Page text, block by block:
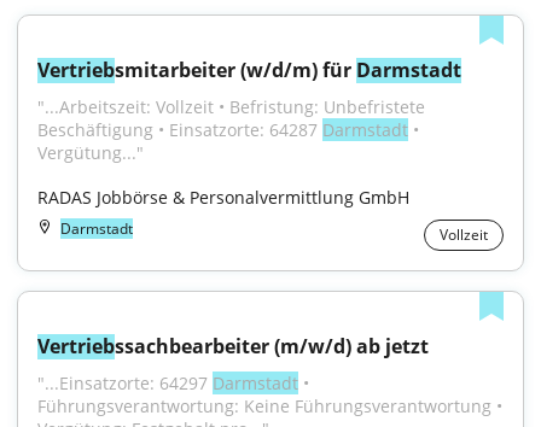
Vertriebsmitarbeiter (w/d/m) für Darmstadt
"...Arbeitszeit: Vollzeit • Befristung: Unbefristete
Beschäftigung • Einsatzorte: 64287 Darmstadt •
Vergütung..."
RADAS Jobbörse & Personalvermittlung GmbH
Darmstadt Vollzeit
Vertriebssachbearbeiter (m/w/d) ab jetzt
"...Einsatzorte: 64297 Darmstadt •
Führungsverantwortung: Keine Führungsverantwortung •